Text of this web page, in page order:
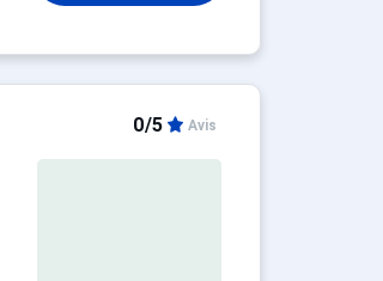
0/5 Avis